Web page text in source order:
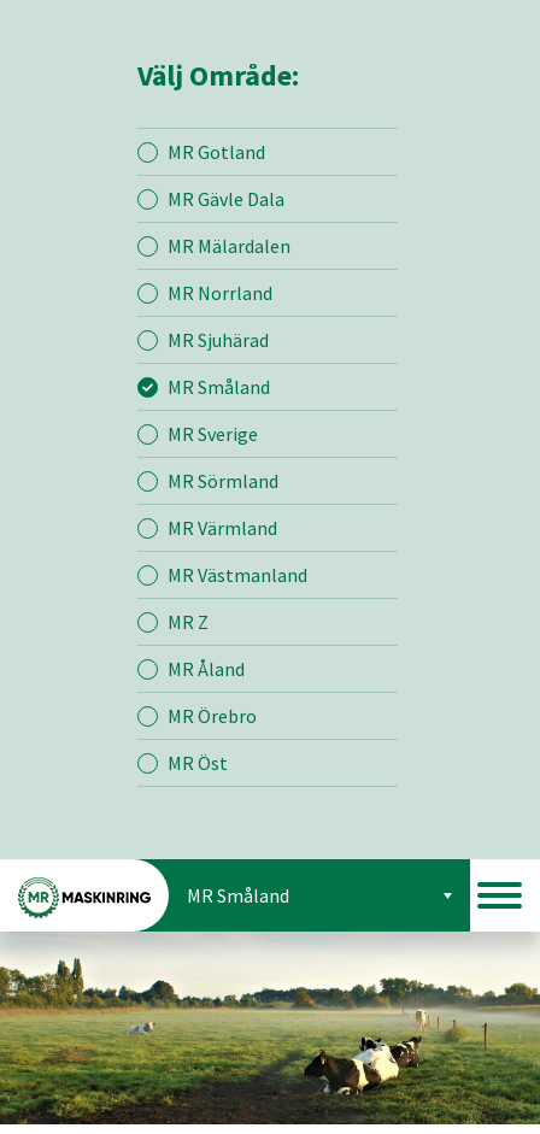
Mina sidor
MR Småland
Entreprenad
Bemanning
Välj Område:
MR Gotland
MR Gävle Dala
MR Mälardalen
MR Norrland
MR Sjuhärad
MR Småland
MR Sverige
MR Sörmland
MR Värmland
MR Västmanland
MR Z
MR Åland
MR Örebro
MR Öst
MR Småland